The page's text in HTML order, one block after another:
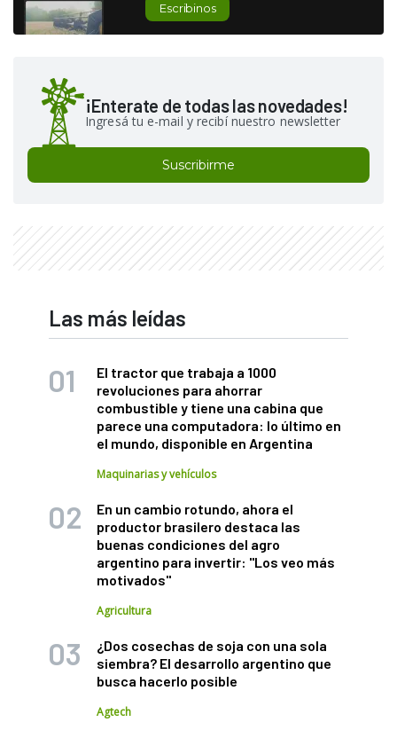
Escribinos
¡Enterate de todas las novedades!
Ingresá tu e-mail y recibí nuestro newsletter
Suscribirme
Las más leídas
El tractor que trabaja a 1000
revoluciones para ahorrar
combustible y tiene una cabina que
parece una computadora: lo último en
el mundo, disponible en Argentina
Maquinarias y vehículos
En un cambio rotundo, ahora el
productor brasilero destaca las
buenas condiciones del agro
argentino para invertir: "Los veo más
motivados"
Agricultura
¿Dos cosechas de soja con una sola
siembra? El desarrollo argentino que
busca hacerlo posible
Agtech